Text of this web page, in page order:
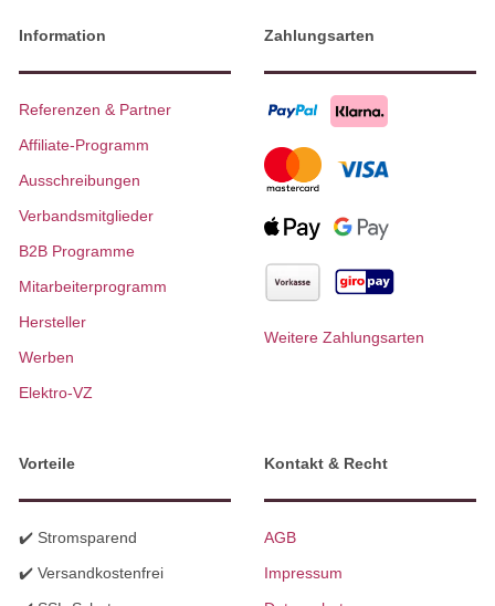
Information
Referenzen & Partner
Affiliate-Programm
Ausschreibungen
Verbandsmitglieder
B2B Programme
Mitarbeiterprogramm
Hersteller
Werben
Elektro-VZ
Zahlungsarten
Weitere Zahlungsarten
Vorteile
✔️ Stromsparend
✔️ Versandkostenfrei
Kontakt & Recht
AGB
Impressum